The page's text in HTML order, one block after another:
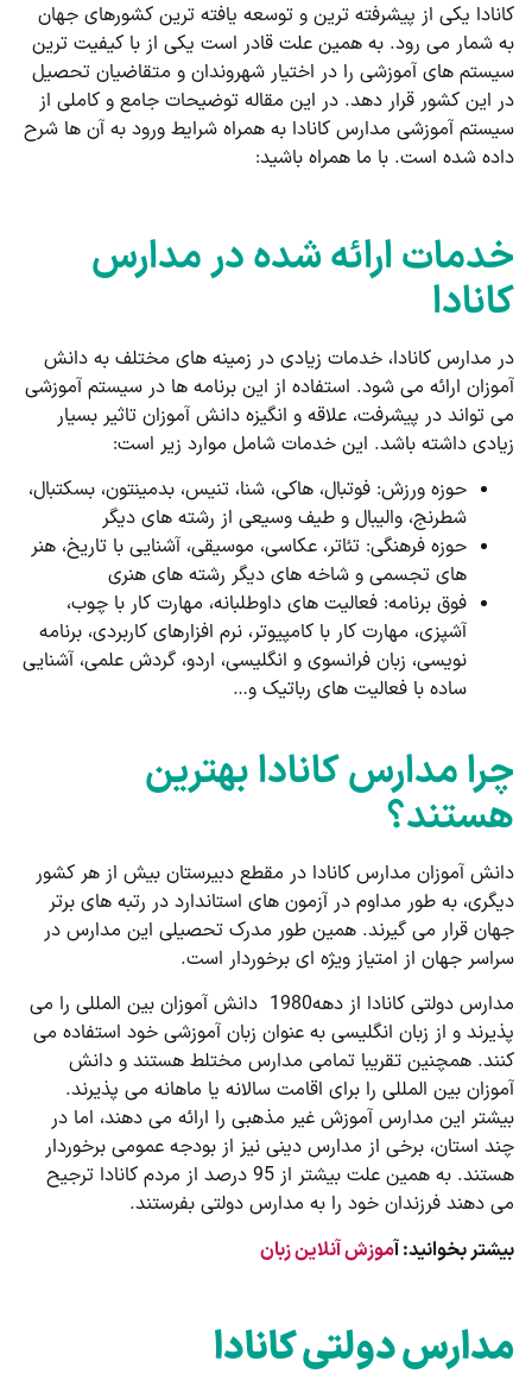
کانادا یکی از پیشرفته ترین و توسعه یافته ترین کشورهای جهان
به شمار می رود. به همین علت قادر است یکی از با کیفیت ترین
سیستم های آموزشی را در اختیار شهروندان و متقاضیان تحصیل
در این کشور قرار دهد. در این مقاله توضیحات جامع و کاملی از
سیستم آموزشی مدارس کانادا به همراه شرایط ورود به آن ها شرح
داده شده است. با ما همراه باشید:
خدمات ارائه شده در مدارس
کانادا
در مدارس کانادا، خدمات زیادی در زمینه های مختلف به دانش
آموزان ارائه می شود. استفاده از این برنامه ها در سیستم آموزشی
می تواند در پیشرفت، علاقه و انگیزه دانش آموزان تاثیر بسیار
زیادی داشته باشد. این خدمات شامل موارد زیر است:
حوزه ورزش: فوتبال، هاکی، شنا، تنیس،‌ بدمینتون، بسکتبال،
شطرنج، والیبال و طیف وسیعی از رشته های دیگر
حوزه فرهنگی: تئاتر، عکاسی، موسیقی، آشنایی با تاریخ، هنر
های تجسمی و شاخه های دیگر رشته های هنری
فوق برنامه: فعالیت های داوطلبانه، مهارت کار با چوب،
آشپزی، مهارت کار با کامپیوتر، نرم افزارهای کاربردی، برنامه
نویسی، زبان فرانسوی و انگلیسی، اردو، گردش علمی، آشنایی
ساده با فعالیت های رباتیک و…
چرا مدارس کانادا بهترین
هستند؟
دانش آموزان مدارس کانادا در مقطع دبیرستان بیش از هر کشور
دیگری،‌ به طور مداوم در آزمون های استاندارد در رتبه های برتر
جهان قرار می گیرند. همین طور مدرک تحصیلی این مدارس در
سراسر جهان از امتیاز ویژه ای برخوردار است.
مدارس دولتی کانادا از دهه1980 دانش آموزان بین المللی را می
پذیرند و از زبان انگلیسی به عنوان زبان آموزشی خود استفاده می
کنند. همچنین تقریبا تمامی مدارس مختلط هستند و دانش
آموزان بین المللی را برای اقامت سالانه یا ماهانه می پذیرند.
بیشتر این مدارس آموزش غیر مذهبی را ارائه می دهند، اما در
چند استان،‌ برخی از مدارس دینی نیز از بودجه عمومی برخوردار
هستند. به همین علت بیشتر از 95 درصد از مردم کانادا ترجیح
می دهند فرزندان خود را به مدارس دولتی بفرستند.
بیشتر بخوانید: آموزش آنلاین زبان
مدارس دولتی کانادا